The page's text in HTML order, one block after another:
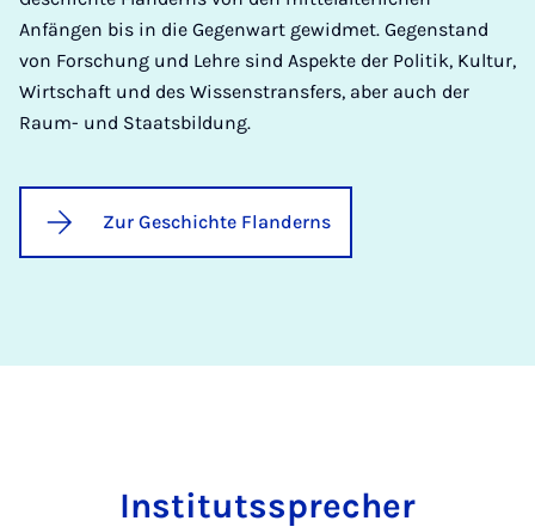
Anfängen bis in die Gegenwart gewidmet. Gegenstand
von Forschung und Lehre sind Aspekte der Politik, Kultur,
Wirtschaft und des Wissenstransfers, aber auch der
Raum- und Staatsbildung.
Zur Geschichte Flanderns
In­sti­tuts­spre­cher